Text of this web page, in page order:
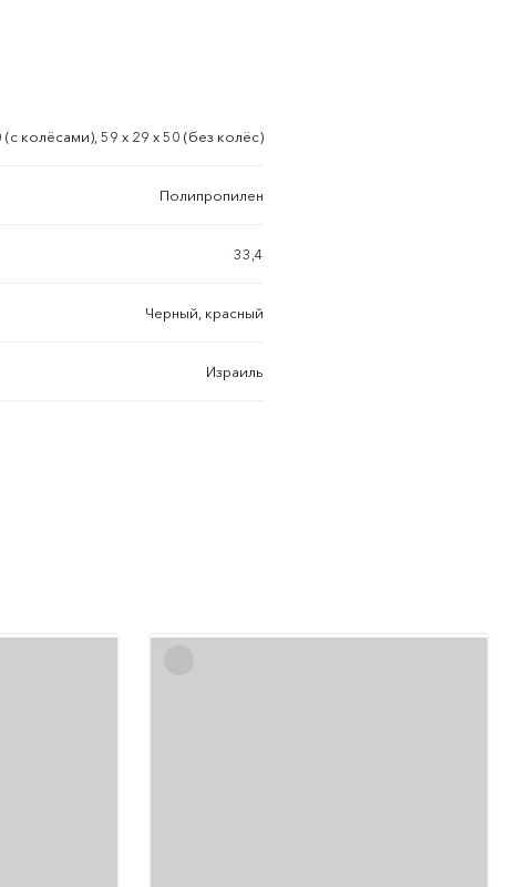
(с колёсами), 59 х 29 х 50 (без колёс)
Полипропилен
33,4
Черный, красный
Израиль